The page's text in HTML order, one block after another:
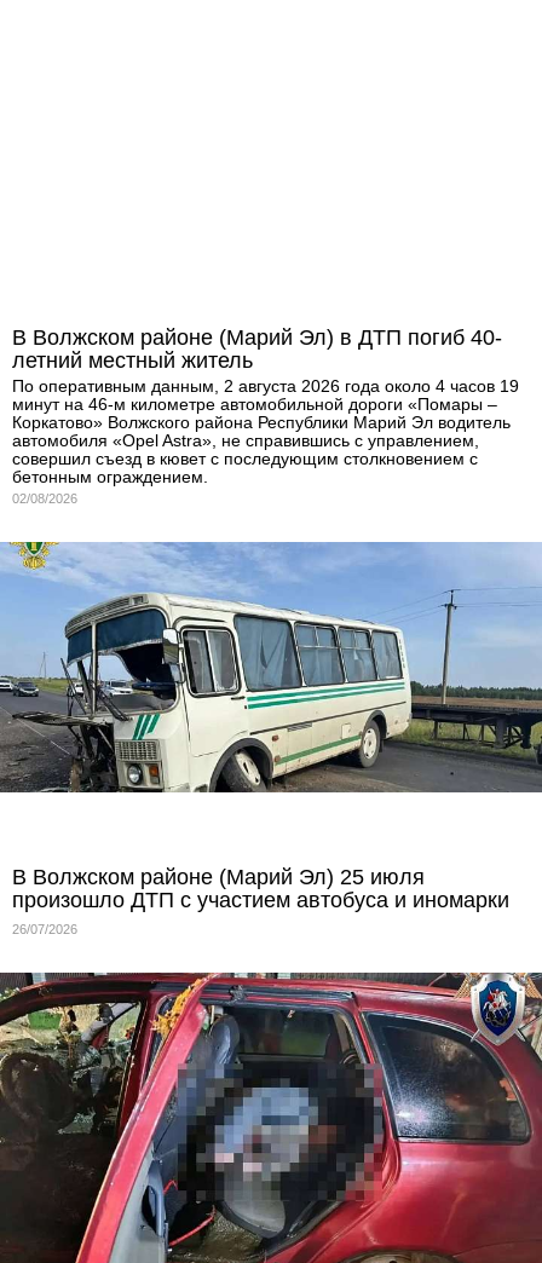
В Волжском районе (Марий Эл) в ДТП погиб 40-
летний местный житель
По оперативным данным, 2 августа 2026 года около 4 часов 19
минут на 46-м километре автомобильной дороги «Помары –
Коркатово» Волжского района Республики Марий Эл водитель
автомобиля «Opel Astra», не справившись с управлением,
совершил съезд в кювет с последующим столкновением с
бетонным ограждением.
02/08/2026
В Волжском районе (Марий Эл) 25 июля
произошло ДТП с участием автобуса и иномарки
26/07/2026